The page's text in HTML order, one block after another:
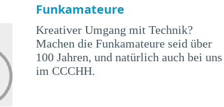
Funkamateure
Kreativer Umgang mit Technik?
Machen die Funkamateure seid über
100 Jahren, und natürlich auch bei uns
im CCCHH.